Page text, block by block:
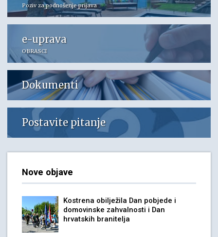
Poziv za podnošenje prijava
e-uprava
OBRASCI
Dokumenti
Postavite pitanje
Nove objave
Kostrena obilježila Dan pobjede i
domovinske zahvalnosti i Dan
hrvatskih branitelja